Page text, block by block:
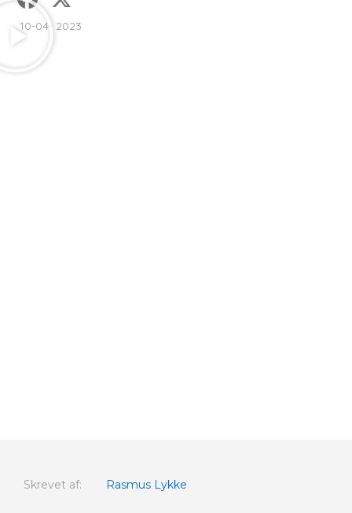
10-04- 2023
Skrevet af: Rasmus Lykke